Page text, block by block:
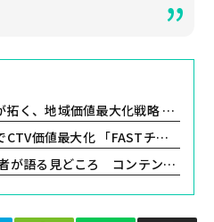
値最大化戦略 〜Inter BEE 2025 レポート
「FASTチャンネル」が掘り起こす視聴ニーズ
コンテンツを核にしたエコシステムへの挑戦